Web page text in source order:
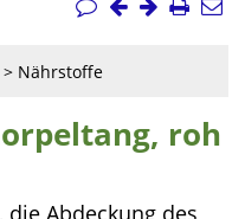
Nährstoffe
roh
Abdeckung des